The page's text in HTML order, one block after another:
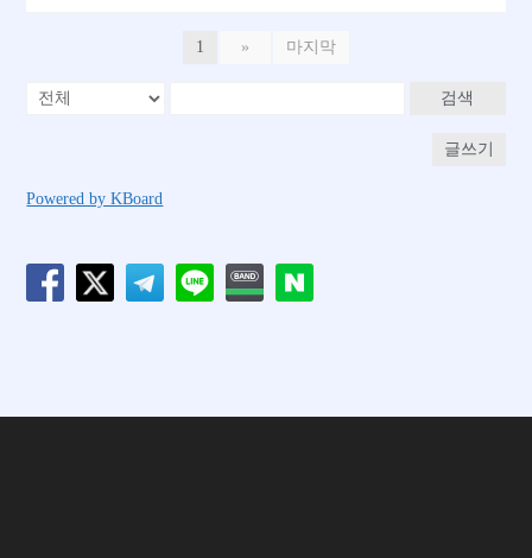
1 » 마지막
검색
글쓰기
Powered by KBoard